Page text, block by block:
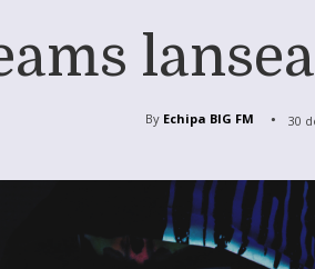
By Echipa BIG FM 30